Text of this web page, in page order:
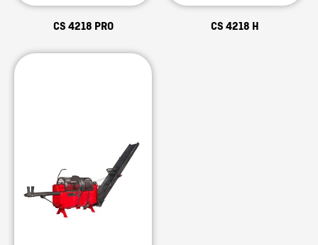
CS 4218 PRO CS 4218 H